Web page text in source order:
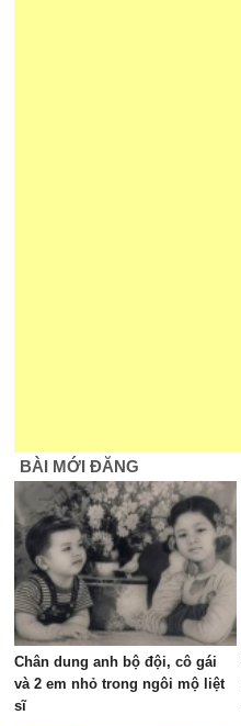
BÀI MỚI ĐĂNG
Chân dung anh bộ đội, cô gái
và 2 em nhỏ trong ngôi mộ liệt
sĩ